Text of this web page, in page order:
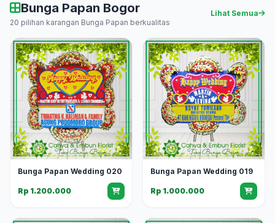
Bunga Papan Bogor
20 pilihan karangan Bunga Papan berkualitas
Lihat Semua
Bunga Papan Wedding 020
Rp 1.200.000
Bunga Papan Wedding 019
Rp 1.000.000